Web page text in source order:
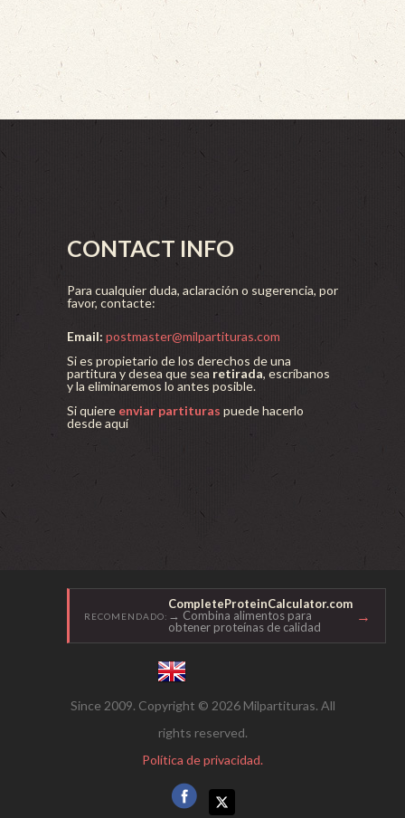
CONTACT INFO
Para cualquier duda, aclaración o sugerencia, por
favor, contacte:
Email: postmaster@milpartituras.com
Si es propietario de los derechos de una
partitura y desea que sea retirada, escríbanos
y la eliminaremos lo antes posible.
Si quiere enviar partituras puede hacerlo
desde aquí
RECOMENDADO:
CompleteProteinCalculator.com
→ Combina alimentos para
obtener proteínas de calidad
→
Since 2009. Copyright © 2026 Milpartituras. All
rights reserved.
Política de privacidad.